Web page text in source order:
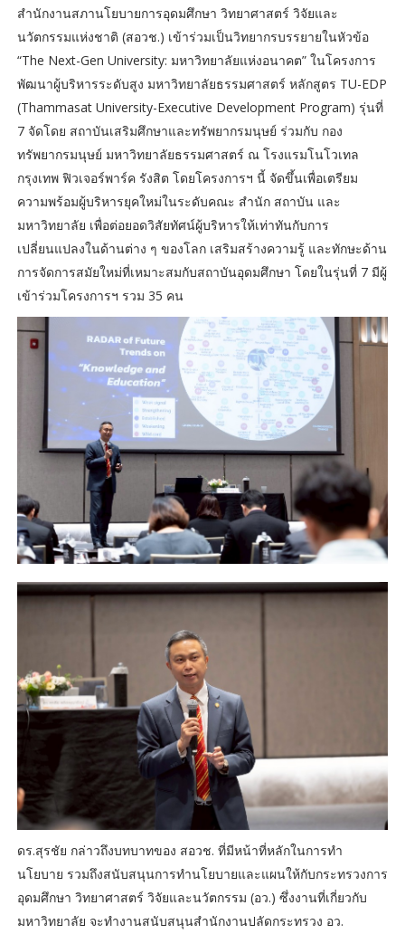
สำนักงานสภานโยบายการอุดมศึกษา วิทยาศาสตร์ วิจัยและ
นวัตกรรมแห่งชาติ (สอวช.) เข้าร่วมเป็นวิทยากรบรรยายในหัวข้อ
“The Next-Gen University: มหาวิทยาลัยแห่งอนาคต” ในโครงการ
พัฒนาผู้บริหารระดับสูง มหาวิทยาลัยธรรมศาสตร์ หลักสูตร TU-EDP
(Thammasat University-Executive Development Program) รุ่นที่
7 จัดโดย สถาบันเสริมศึกษาและทรัพยากรมนุษย์ ร่วมกับ กอง
ทรัพยากรมนุษย์ มหาวิทยาลัยธรรมศาสตร์ ณ โรงแรมโนโวเทล
กรุงเทพ ฟิวเจอร์พาร์ค รังสิต โดยโครงการฯ นี้ จัดขึ้นเพื่อเตรียม
ความพร้อมผู้บริหารยุคใหม่ในระดับคณะ สำนัก สถาบัน และ
มหาวิทยาลัย เพื่อต่อยอดวิสัยทัศน์ผู้บริหารให้เท่าทันกับการ
เปลี่ยนแปลงในด้านต่าง ๆ ของโลก เสริมสร้างความรู้ และทักษะด้าน
การจัดการสมัยใหม่ที่เหมาะสมกับสถาบันอุดมศึกษา โดยในรุ่นที่ 7 มีผู้
เข้าร่วมโครงการฯ รวม 35 คน
ดร.สุรชัย กล่าวถึงบทบาทของ สอวช. ที่มีหน้าที่หลักในการทำ
นโยบาย รวมถึงสนับสนุนการทำนโยบายและแผนให้กับกระทรวงการ
อุดมศึกษา วิทยาศาสตร์ วิจัยและนวัตกรรม (อว.) ซึ่งงานที่เกี่ยวกับ
มหาวิทยาลัย จะทำงานสนับสนุนสำนักงานปลัดกระทรวง อว.